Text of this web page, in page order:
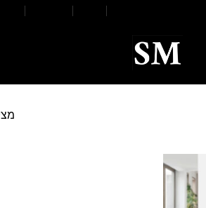
Add to
wishlist